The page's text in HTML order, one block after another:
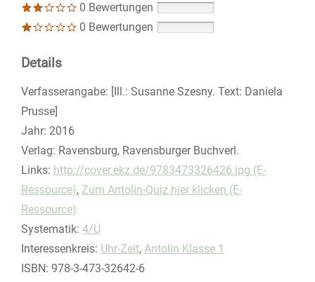
0 Bewertungen
0 Bewertungen
Details
Suche nach diesem Verfasser
Verfasserangabe: [Ill.: Susanne Szesny. Text: Daniela
Prusse]
Jahr: 2016
Verlag: Ravensburg, Ravensburger Buchverl.
opens in new tab
Links: Diesen Link in neuem Tab öffnen
http://cover.ekz.de/9783473326426.jpg (E-
Ressource), Zum Antolin-Quiz hier klicken (E-
Ressource)
Systematik: Suche nach dieser Systematik
4/U
Interessenkreis: Suche nach diesem Interessenskreis
Uhr-Zeit, Antolin Klasse 1
ISBN: 978-3-473-32642-6